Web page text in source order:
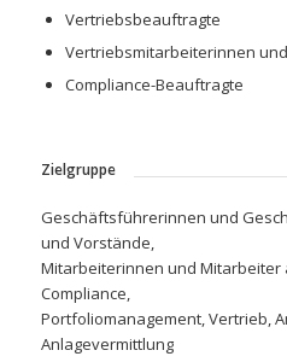
Vertriebsbeauftragte
Vertriebsmitarbeiterinnen
Compliance-Beauftragte
Zielgruppe
Geschäftsführerinnen und
und Vorstände,
Mitarbeiterinnen und Mitarbeiter
Compliance,
Portfoliomanagement, Vertrieb,
Anlagevermittlung